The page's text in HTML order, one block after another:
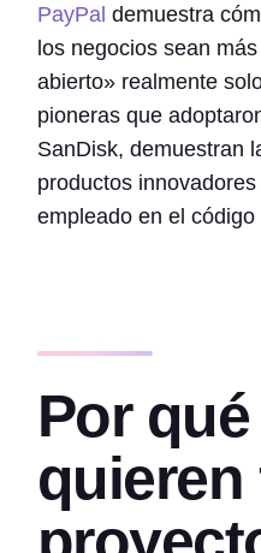
PayPal demuestra
los negocios sean
abierto» realmente
pioneras que
SanDisk, demuestran
productos
empleado en el código
Por